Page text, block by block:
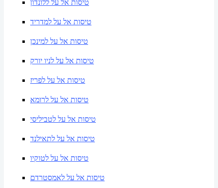
טיסות אל על ללונדון
טיסות אל על למדריד
טיסות אל על למינכן
טיסות אל על לניו יורק
טיסות אל על לפריז
טיסות אל על לרומא
טיסות אל על לטביליסי
טיסות אל על לתאילנד
טיסות אל על לטוקיו
טיסות אל על לאמסטרדם